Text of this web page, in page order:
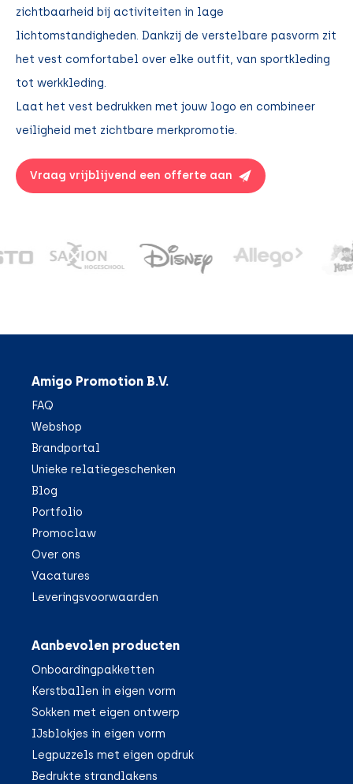
zichtbaarheid bij activiteiten in lage
lichtomstandigheden. Dankzij de verstelbare pasvorm zit
het vest comfortabel over elke outfit, van sportkleding
tot werkkleding.
Laat het vest bedrukken met jouw logo en combineer
veiligheid met zichtbare merkpromotie.
Vraag vrijblijvend een offerte aan
Amigo Promotion B.V.
FAQ
Webshop
Brandportal
Unieke relatiegeschenken
Blog
Portfolio
Promoclaw
Over ons
Vacatures
Leveringsvoorwaarden
Aanbevolen producten
Onboardingpakketten
Kerstballen in eigen vorm
Sokken met eigen ontwerp
IJsblokjes in eigen vorm
Legpuzzels met eigen opdruk
Bedrukte strandlakens